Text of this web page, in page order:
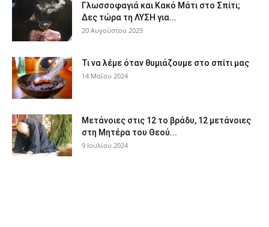
Γλωσσοφαγιά και Κακό Μάτι στο Σπίτι;
Δες τώρα τη ΛΥΣΗ για...
20 Αυγούστου 2025
Τι να λέμε όταν θυμιάζουμε στο σπίτι μας
14 Μαΐου 2024
Μετάνοιες στις 12 το βράδυ, 12 μετάνοιες
στη Μητέρα του Θεού...
9 Ιουλίου 2024